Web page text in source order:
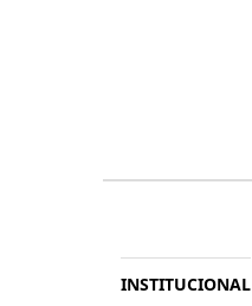
INSTITUCIONAL